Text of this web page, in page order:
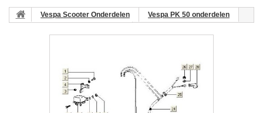
Vespa Scooter Onderdelen
Vespa PK 50 onderdelen